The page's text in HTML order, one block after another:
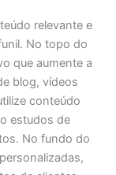
relevante e
No topo do
que aumente a
blog, vídeos
conteúdo
estudos de
No fundo do